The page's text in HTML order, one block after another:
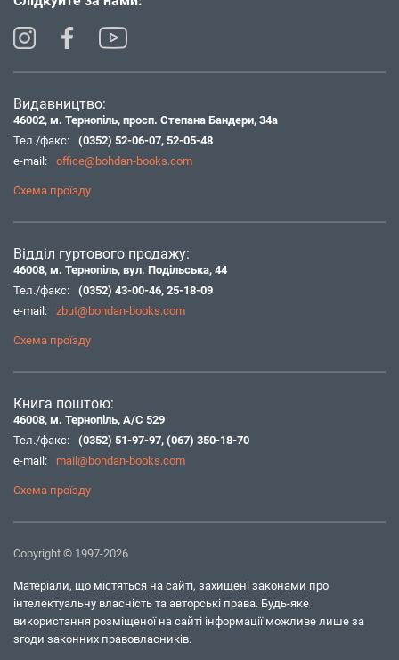
Видавництво:
46002, м. Тернопіль, просп. Степана Бандери, 34а
Тел./факс:
(0352) 52-06-07, 52-05-48
e-mail:
office@bohdan-books.com
Схема проїзду
Відділ гуртового продажу:
46008, м. Тернопіль, вул. Подільська, 44
Тел./факс:
(0352) 43-00-46, 25-18-09
e-mail:
zbut@bohdan-books.com
Схема проїзду
Книга поштою:
46008, м. Тернопіль, А/С 529
Тел./факс:
(0352) 51-97-97, (067) 350-18-70
e-mail:
mail@bohdan-books.com
Схема проїзду
Copyright © 1997-2026
Матеріали, що містяться на сайті, захищені законами про
інтелектуальну власність та авторські права. Будь-яке
використання розміщеної на сайті інформації можливе лише за
згоди законних правовласників.